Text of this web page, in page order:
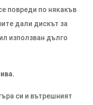
повреди по някакъв
дали дискът за
използван дълго
си и вътрешният